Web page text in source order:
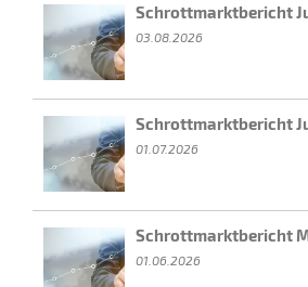
Schrottmarktbericht
03.08.2026
Schrottmarktbericht
01.07.2026
Schrottmarktbericht
01.06.2026